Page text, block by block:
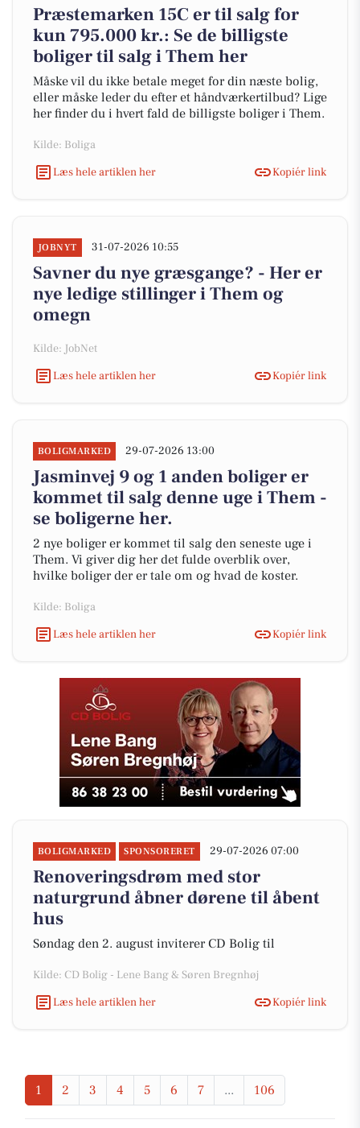
Præstemarken 15C er til salg for
kun 795.000 kr.: Se de billigste
boliger til salg i Them her
Måske vil du ikke betale meget for din næste bolig,
eller måske leder du efter et håndværkertilbud? Lige
her finder du i hvert fald de billigste boliger i Them.
Kilde: Boliga
Læs hele artiklen her
Kopiér link
JOBNYT 31-07-2026 10:55
Savner du nye græsgange? - Her er
nye ledige stillinger i Them og
omegn
Kilde: JobNet
Læs hele artiklen her
Kopiér link
BOLIGMARKED 29-07-2026 13:00
Jasminvej 9 og 1 anden boliger er
kommet til salg denne uge i Them -
se boligerne her.
2 nye boliger er kommet til salg den seneste uge i
Them. Vi giver dig her det fulde overblik over,
hvilke boliger der er tale om og hvad de koster.
Kilde: Boliga
Læs hele artiklen her
Kopiér link
BOLIGMARKED SPONSORERET 29-07-2026 07:00
Renoveringsdrøm med stor
naturgrund åbner dørene til åbent
hus
Søndag den 2. august inviterer CD Bolig til
Kilde: CD Bolig - Lene Bang & Søren Bregnhøj
Læs hele artiklen her
Kopiér link
1 2 3 4 5 6 7 ... 106